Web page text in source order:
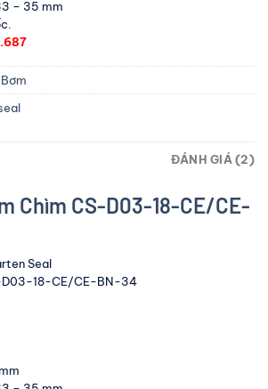
– 35 mm
ĐÁNH GIÁ (2)
Chìm CS-D03-18-CE/CE-
Seal
D03-18-CE/CE-BN-34